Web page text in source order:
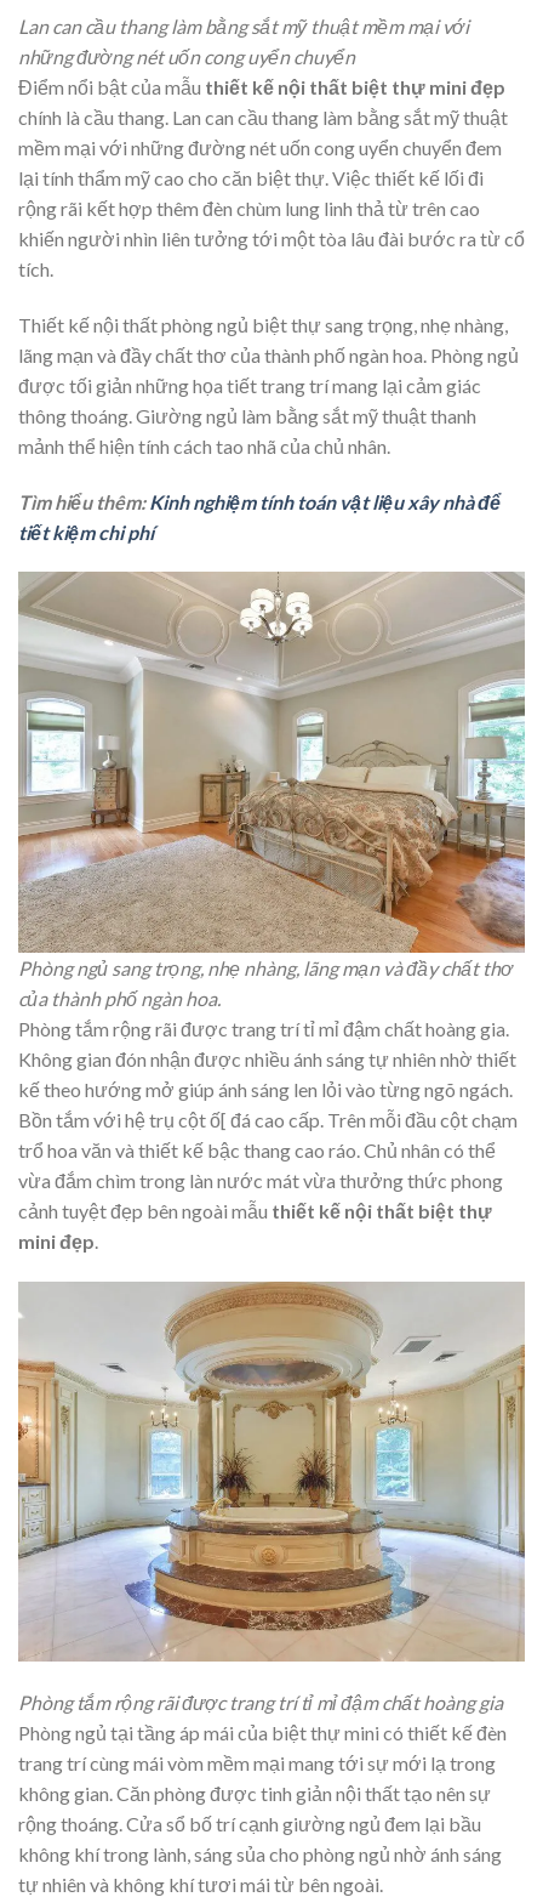
Lan can cầu thang làm bằng sắt mỹ thuật mềm mại với
những đường nét uốn cong uyển chuyển
Điểm nổi bật của mẫu thiết kế nội thất biệt thự mini đẹp
chính là cầu thang. Lan can cầu thang làm bằng sắt mỹ thuật
mềm mại với những đường nét uốn cong uyển chuyển đem
lại tính thẩm mỹ cao cho căn biệt thự. Việc thiết kế lối đi
rộng rãi kết hợp thêm đèn chùm lung linh thả từ trên cao
khiến người nhìn liên tưởng tới một tòa lâu đài bước ra từ cổ
tích.
Thiết kế nội thất phòng ngủ biệt thự sang trọng, nhẹ nhàng,
lãng mạn và đầy chất thơ của thành phố ngàn hoa. Phòng ngủ
được tối giản những họa tiết trang trí mang lại cảm giác
thông thoáng. Giường ngủ làm bằng sắt mỹ thuật thanh
mảnh thể hiện tính cách tao nhã của chủ nhân.
Tìm hiểu thêm:Kinh nghiệm tính toán vật liệu xây nhà để
tiết kiệm chi phí
Phòng ngủ sang trọng, nhẹ nhàng, lãng mạn và đầy chất thơ
của thành phố ngàn hoa.
Phòng tắm rộng rãi được trang trí tỉ mỉ đậm chất hoàng gia.
Không gian đón nhận được nhiều ánh sáng tự nhiên nhờ thiết
kế theo hướng mở giúp ánh sáng len lỏi vào từng ngõ ngách.
Bồn tắm với hệ trụ cột ố[ đá cao cấp. Trên mỗi đầu cột chạm
trổ hoa văn và thiết kế bậc thang cao ráo. Chủ nhân có thể
vừa đắm chìm trong làn nước mát vừa thưởng thức phong
cảnh tuyệt đẹp bên ngoài mẫu thiết kế nội thất biệt thự
mini đẹp.
Phòng tắm rộng rãi được trang trí tỉ mỉ đậm chất hoàng gia
Phòng ngủ tại tầng áp mái của biệt thự mini có thiết kế đèn
trang trí cùng mái vòm mềm mại mang tới sự mới lạ trong
không gian. Căn phòng được tinh giản nội thất tạo nên sự
rộng thoáng. Cửa sổ bố trí cạnh giường ngủ đem lại bầu
không khí trong lành, sáng sủa cho phòng ngủ nhờ ánh sáng
tự nhiên và không khí tươi mái từ bên ngoài.